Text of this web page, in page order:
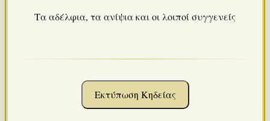
Τα αδέλφια, τα ανίψια και οι λοιποί συγγενείς
Εκτύπωση Κηδείας